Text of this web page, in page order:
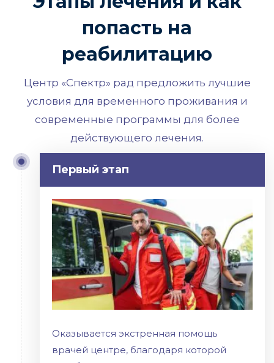
попасть на
реабилитацию
Центр «Спектр» рад предложить лучшие
условия для временного проживания и
современные программы для более
действующего лечения.
Первый этап
Оказывается экстренная помощь
врачей центре, благодаря которой